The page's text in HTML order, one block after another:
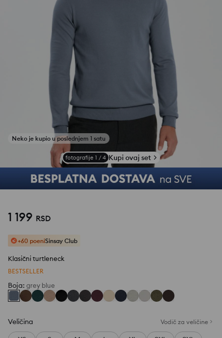
fotografije 1 / 4 Kupi ovaj set
1 199 RSD
+60 poeniSinsay Club
Klasični turtleneck
BESTSELLER
Boja: grey blue
Veličina Vodič za veličine